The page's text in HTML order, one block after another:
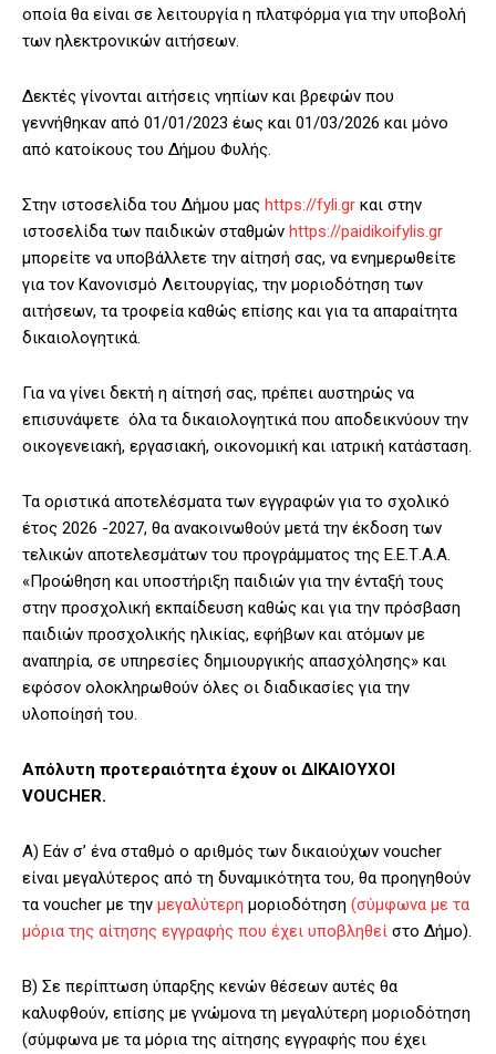
οποία θα είναι σε λειτουργία η πλατφόρμα για την υποβολή
των ηλεκτρονικών αιτήσεων.
Δεκτές γίνονται αιτήσεις νηπίων και βρεφών που
γεννήθηκαν από 01/01/2023 έως και 01/03/2026 και μόνο
από κατοίκους του Δήμου Φυλής.
Στην ιστοσελίδα του Δήμου μας https://fyli.gr και στην
ιστοσελίδα των παιδικών σταθμών https://paidikoifylis.gr
μπορείτε να υποβάλλετε την αίτησή σας, να ενημερωθείτε
για τον Κανονισμό Λειτουργίας, την μοριοδότηση των
αιτήσεων, τα τροφεία καθώς επίσης και για τα απαραίτητα
δικαιολογητικά.
Για να γίνει δεκτή η αίτησή σας, πρέπει αυστηρώς να
επισυνάψετε όλα τα δικαιολογητικά που αποδεικνύουν την
οικογενειακή, εργασιακή, οικονομική και ιατρική κατάσταση.
Τα οριστικά αποτελέσματα των εγγραφών για το σχολικό
έτος 2026 -2027, θα ανακοινωθούν μετά την έκδοση των
τελικών αποτελεσμάτων του προγράμματος της Ε.Ε.Τ.Α.Α.
«Προώθηση και υποστήριξη παιδιών για την ένταξή τους
στην προσχολική εκπαίδευση καθώς και για την πρόσβαση
παιδιών προσχολικής ηλικίας, εφήβων και ατόμων με
αναπηρία, σε υπηρεσίες δημιουργικής απασχόλησης» και
εφόσον ολοκληρωθούν όλες οι διαδικασίες για την
υλοποίησή του.
Απόλυτη προτεραιότητα έχουν οι ΔΙΚΑΙΟΥΧΟΙ
VOUCHER.
Α) Εάν σ’ ένα σταθμό ο αριθμός των δικαιούχων voucher
είναι μεγαλύτερος από τη δυναμικότητα του, θα προηγηθούν
τα voucher με την μεγαλύτερη μοριοδότηση (σύμφωνα με τα
μόρια της αίτησης εγγραφής που έχει υποβληθεί στο Δήμο).
Β) Σε περίπτωση ύπαρξης κενών θέσεων αυτές θα
καλυφθούν, επίσης με γνώμονα τη μεγαλύτερη μοριοδότηση
(σύμφωνα με τα μόρια της αίτησης εγγραφής που έχει